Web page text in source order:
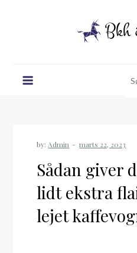
by: Admin
Sådan giver
lidt ekstra
lejet